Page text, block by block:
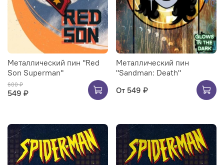
Металлический пин "Red
Son Superman"
600 ₽
549 ₽
Металлический пин
"Sandman: Death"
От 549 ₽